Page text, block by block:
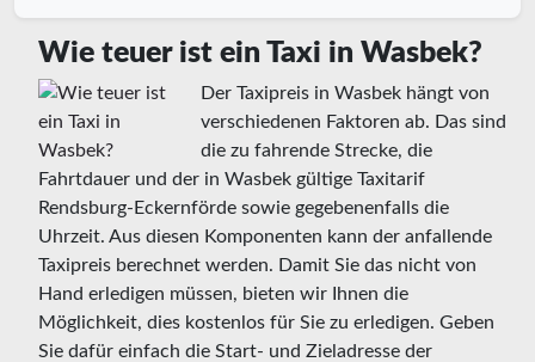
Wie teuer ist ein Taxi in Wasbek?
Der Taxipreis in Wasbek hängt von
verschiedenen Faktoren ab. Das sind
die zu fahrende Strecke, die
Fahrtdauer und der in Wasbek gültige Taxitarif
Rendsburg-Eckernförde sowie gegebenenfalls die
Uhrzeit. Aus diesen Komponenten kann der anfallende
Taxipreis berechnet werden. Damit Sie das nicht von
Hand erledigen müssen, bieten wir Ihnen die
Möglichkeit, dies kostenlos für Sie zu erledigen. Geben
Sie dafür einfach die Start- und Zieladresse der